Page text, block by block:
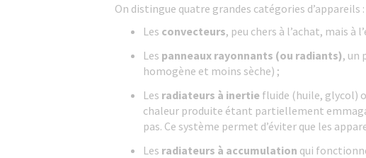
On distingue quatre grandes catégories d’appareils :
Les convecteurs, peu chers à l’achat, mais
Les panneaux rayonnants (ou radiants), un
homogène et moins sèche) ;
Les radiateurs à inertie fluide (huile, glycol)
chaleur produite étant partiellement
pas. Ce système permet d’éviter que les
Les radiateurs à accumulation qui